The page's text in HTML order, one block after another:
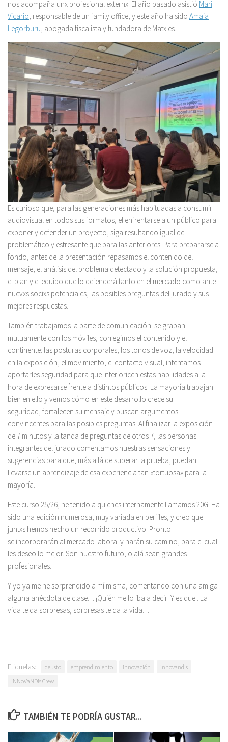
nos acompaña unx profesional externx. El año pasado asistió Mari
Vicario, responsable de un family office, y este año ha sido Amaia
Legorburu, abogada fiscalista y fundadora de Matx.es.
Es curioso que, para las generaciones más habituadas a consumir
audiovisual en todos sus formatos, el enfrentarse a un público para
exponer y defender un proyecto, siga resultando igual de
problemático y estresante que para las anteriores. Para prepararse a
fondo, antes de la presentación repasamos el contenido del
mensaje, el análisis del problema detectado y la solución propuesta,
el plan y el equipo que lo defenderá tanto en el mercado como ante
nuevxs socixs potenciales, las posibles preguntas del jurado y sus
mejores respuestas.
También trabajamos la parte de comunicación: se graban
mutuamente con los móviles, corregimos el contenido y el
continente: las posturas corporales, los tonos de voz, la velocidad
en la exposición, el movimiento, el contacto visual, intentamos
aportarles seguridad para que interioricen estas habilidades a la
hora de expresarse frente a distintos públicos. La mayoría trabajan
bien en ello y vemos cómo en este desarrollo crece su
seguridad, fortalecen su mensaje y buscan argumentos
convincentes para las posibles preguntas. Al finalizar la exposición
de 7 minutos y la tanda de preguntas de otros 7, las personas
integrantes del jurado comentamos nuestras sensaciones y
sugerencias para que, más allá de superar la prueba, puedan
llevarse un aprendizaje de esa experiencia tan «tortuosa» para la
mayoría.
Este curso 25/26, he tenido a quienes internamente llamamos 20G. Ha
sido una edición numerosa, muy variada en perfiles, y creo que
juntxs hemos hecho un recorrido productivo. Pronto
se incorporarán al mercado laboral y harán su camino, para el cual
les deseo lo mejor. Son nuestro futuro, ojalá sean grandes
profesionales.
Y yo ya me he sorprendido a mí misma, comentando con una amiga
alguna anécdota de clase… ¡Quién me lo iba a decir! Y es que.. La
vida te da sorpresas, sorpresas te da la vida…
Etiquetas: deusto emprendimiento innovación
innovandis
iNNoVaNDis Crew
TAMBIÉN TE PODRÍA GUSTAR...